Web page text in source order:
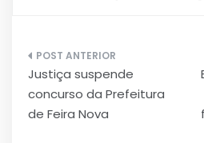
Navegação
de
Post
Justiça suspende
concurso da Prefeitura
de Feira Nova